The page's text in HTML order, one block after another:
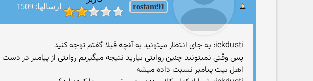
rostam91
ارسالها: 1509
iekdusti: به جای انتظار میتونید به آنچه قبلا گفتم توجه کنید
پس وقتی نمیتونید چنین روایتی بیارید نتیجه میگیریم روایتی از پیامبر
اهل بیت پیامبر نسبت داده میشه